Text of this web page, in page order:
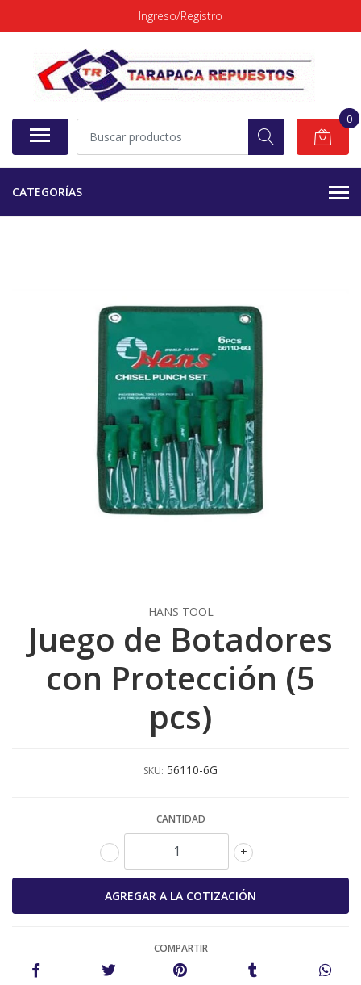
Ingreso/Registro
0
CATEGORÍAS
HANS TOOL
Juego de Botadores
con Protección (5
pcs)
SKU: 56110-6G
CANTIDAD
+
-
COMPARTIR